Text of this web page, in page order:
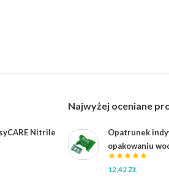
Nitrile
Najwyżej oceniane
Opatrunek
opakowaniu
12,42 ZŁ